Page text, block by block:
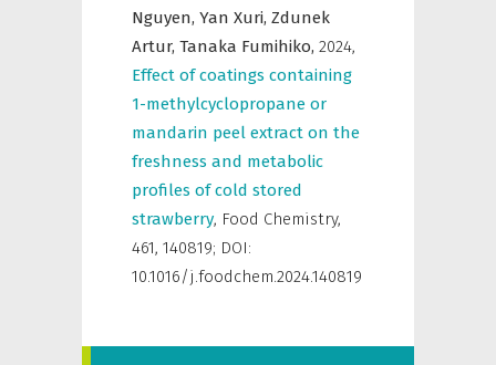
Nguyen, Yan Xuri, Zdunek
Artur, Tanaka Fumihiko, 2024,
Effect of coatings containing
1-methylcyclopropane or
mandarin peel extract on the
freshness and metabolic
profiles of cold stored
strawberry, Food Chemistry,
461, 140819; DOI:
10.1016/j.foodchem.2024.140819